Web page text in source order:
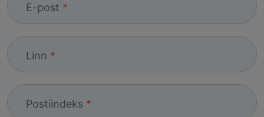
E-post
Linn
Postiindeks